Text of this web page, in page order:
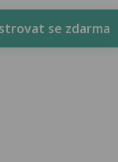
se zdarma